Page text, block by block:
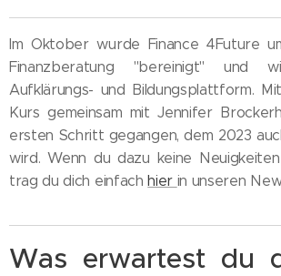
Im Oktober wurde Finance 4Future
Finanzberatung "bereinigt" und
Aufklärungs- und Bildungsplattform.
Kurs gemeinsam mit Jennifer
ersten Schritt gegangen, dem 2023
wird. Wenn du dazu keine
trag du dich einfachhier in unseren
Was erwartest du